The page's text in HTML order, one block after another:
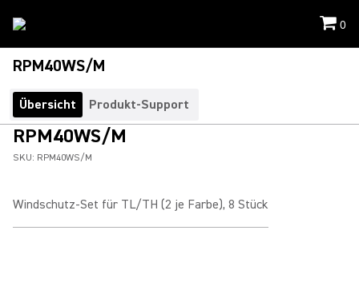
0
RPM40WS/M
Übersicht Produkt-Support
RPM40WS/M
SKU: RPM40WS/M
Windschutz-Set für TL/TH (2 je Farbe), 8 Stück